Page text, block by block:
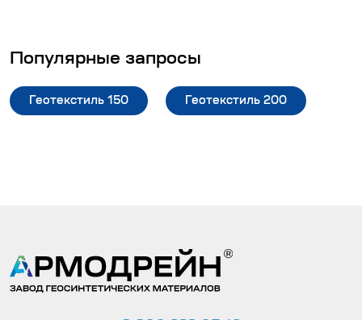
Популярные запросы
Геотекстиль 150 Геотекстиль 200